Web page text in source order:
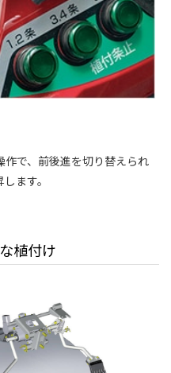
で、前後進を切り替えられ
ます。
植付け